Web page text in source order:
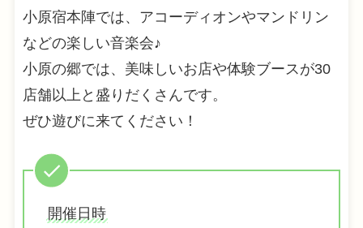
小原宿本陣では、アコーディオンやマンドリン
などの楽しい音楽会♪
小原の郷では、美味しいお店や体験ブースが30
店舗以上と盛りだくさんです。
ぜひ遊びに来てください！
開催日時